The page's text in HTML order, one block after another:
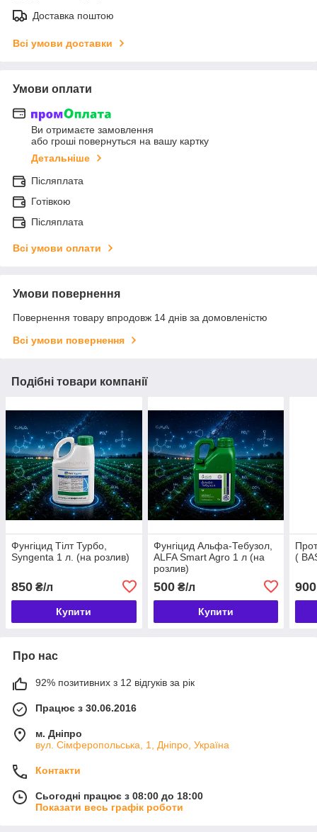
Доставка поштою
Всі умови доставки
Умови оплати
Ви отримаєте замовлення
або гроші повернуться на вашу картку
Детальніше
Післяплата
Готівкою
Післяплата
Всі умови оплати
Умови повернення
Повернення товару впродовж 14 днів за домовленістю
Всі умови повернення
Подібні товари компанії
Фунгіцид Тілт Турбо,
Syngenta 1 л. (на розлив)
850 ₴/л
Купити
Фунгіцид Альфа-Тебузол,
ALFA Smart Agro 1 л (на
розлив)
500₴/л
Купити
(
900
Про нас
92% позитивних з 12 відгуків за рік
Працює з 30.06.2016
м. Дніпро
вул. Сімферопольська, 1, Дніпро, Україна
Контакти
Сьогодні працює з 08:00 до 18:00
Показати весь графік роботи